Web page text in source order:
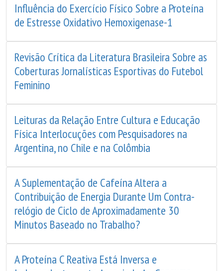
Influência do Exercício Físico Sobre a Proteína
de Estresse Oxidativo Hemoxigenase-1
Revisão Crítica da Literatura Brasileira Sobre as
Coberturas Jornalísticas Esportivas do Futebol
Feminino
Leituras da Relação Entre Cultura e Educação
Física Interlocuções com Pesquisadores na
Argentina, no Chile e na Colômbia
A Suplementação de Cafeína Altera a
Contribuição de Energia Durante Um Contra-
relógio de Ciclo de Aproximadamente 30
Minutos Baseado no Trabalho?
A Proteína C Reativa Está Inversa e